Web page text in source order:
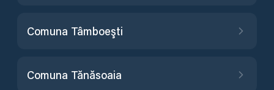
Comuna Tâmboeşti
Comuna Tănăsoaia